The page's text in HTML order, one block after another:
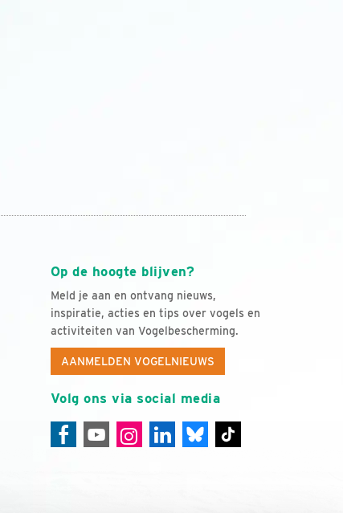
Op de hoogte blijven?
Meld je aan en ontvang nieuws,
inspiratie, acties en tips over vogels en
activiteiten van Vogelbescherming.
AANMELDEN VOGELNIEUWS
Volg ons via social media